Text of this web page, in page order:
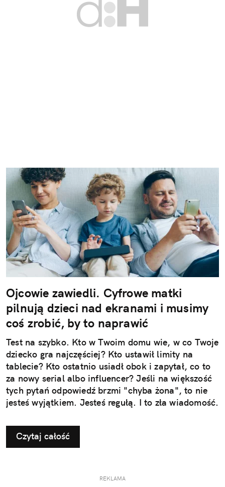
Ojcowie zawiedli. Cyfrowe matki
pilnują dzieci nad ekranami i musimy
coś zrobić, by to naprawić
Test na szybko. Kto w Twoim domu wie, w co Twoje
dziecko gra najczęściej? Kto ustawił limity na
tablecie? Kto ostatnio usiadł obok i zapytał, co to
za nowy serial albo influencer? Jeśli na większość
tych pytań odpowiedź brzmi "chyba żona", to nie
jesteś wyjątkiem. Jesteś regułą. I to zła wiadomość.
Czytaj całość
REKLAMA